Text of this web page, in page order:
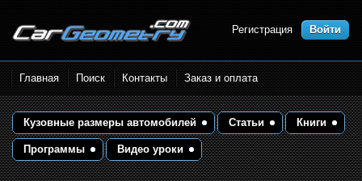
Размеры кузова автомобилей.
Контрольные точки и кузовные
размеры. Геометрия кузова
Регистрация Войти
Главная Поиск Контакты Заказ и оплата
Кузовные размеры автомобилей Статьи Книги
Программы Видео уроки